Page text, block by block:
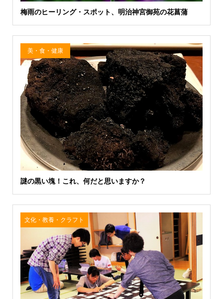
梅雨のヒーリング・スポット、明治神宮御苑の花菖蒲
美・食・健康
謎の黒い塊！これ、何だと思いますか？
文化・教養・クラフト